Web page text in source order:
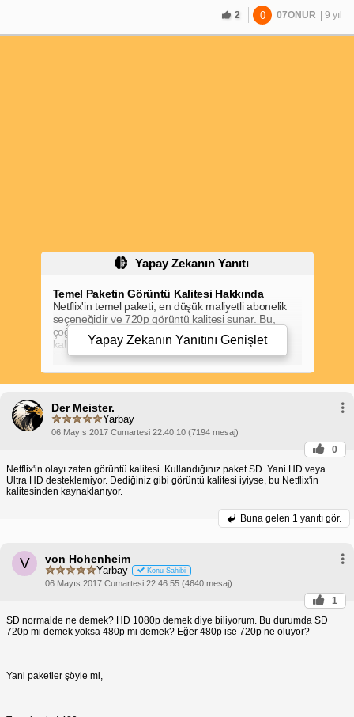
2 0 07ONUR | 9 yıl
Yapay Zekanın Yanıtı
Temel Paketin Görüntü Kalitesi Hakkında
Netflix'in temel paketi, en düşük maliyetli abonelik
seçeneğidir ve 720p görüntü kalitesi sunar. Bu,
çoğu kullanıcı için kabul edilebilir bir görüntü
kalitesidir, ancak yüksek çözünürlüklü içerikleri
izlemek isteyenler için daha üst paketleri
düşünmeleri gerekebilir.
Temel paket, ek özellikler açısından sınırlıdır. Aynı
yüklenen içerikleri cihazınıza indiremezsiniz. Ayrıca,
temel paket Dolby Atmos veya HDR desteği
sunmaz.
olmayanlar için uygun bir seçenektir. Ancak, daha iyi
bir görüntü kalitesi arıyorsanız veya çoklu
ekranlarda içerik izlemek istiyorsanız, standart veya
premium paketleri değerlendirmelisiniz.
değildir. Ancak, bütçe dostu bir seçenek arayanlar
için kabul edilebilir bir görüntü kalitesi sunar.
Yapay Zekanın Yanıtını Genişlet
Der Meister.
Yarbay
06 Mayıs 2017 Cumartesi 22:40:10 (7194 mesaj)
0
Netflix'in olayı zaten görüntü kalitesi. Kullandığınız paket SD. Yani HD veya
Ultra HD desteklemiyor. Dediğiniz gibi görüntü kalitesi iyiyse, bu Netflix'in
kalitesinden kaynaklanıyor.
Buna gelen 1 yanıtı gör.
V von Hohenheim
Yarbay Konu Sahibi
06 Mayıs 2017 Cumartesi 22:46:55 (4640 mesaj)
1
SD normalde ne demek? HD 1080p demek diye biliyorum. Bu durumda SD
720p mi demek yoksa 480p mi demek? Eğer 480p ise 720p ne oluyor?
Yani paketler şöyle mi,